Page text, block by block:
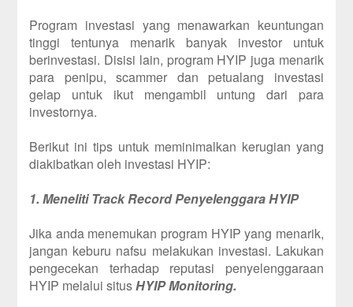
Program investasi yang menawarkan keuntungan
tinggi tentunya menarik banyak investor untuk
berinvestasi. Disisi lain, program HYIP juga menarik
para penipu, scammer dan petualang investasi
gelap untuk ikut mengambil untung dari para
investornya.
Berikut ini tips untuk meminimalkan kerugian yang
diakibatkan oleh investasi HYIP:
1. Meneliti Track Record Penyelenggara HYIP
Jika anda menemukan program HYIP yang menarik,
jangan keburu nafsu melakukan investasi. Lakukan
pengecekan terhadap reputasi penyelenggaraan
HYIP melalui situsHYIP Monitoring.